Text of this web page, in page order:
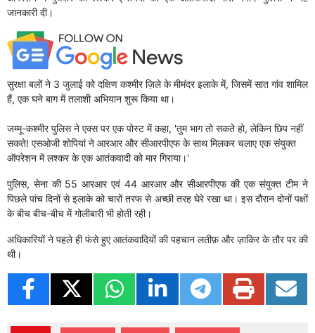
जानकारी दी।
सुरक्षा बलों ने 3 जुलाई को दक्षिण कश्मीर ज़िले के मीमंदर इलाके में, जिसमें सात गांव शामिल
हैं, एक घने बाग में तलाशी अभियान शुरू किया था।
जम्मू-कश्मीर पुलिस ने एक्स पर एक पोस्ट में कहा, 'तुम भाग तो सकते हो, लेकिन छिप नहीं
सकते! एसओजी शोपियां ने आरआर और सीआरपीएफ के साथ मिलकर चलाए एक संयुक्त
ऑपरेशन में लश्कर के एक आतंकवादी को मार गिराया।'
पुलिस, सेना की 55 आरआर एवं 44 आरआर और सीआरपीएफ की एक संयुक्त टीम ने
पिछले पांच दिनों से इलाके को चारों तरफ से अच्छी तरह घेरे रखा था। इस दौरान दोनों पक्षों
के बीच बीच-बीच में गोलीबारी भी होती रही।
अधिकारियों ने पहले ही फंसे हुए आतंकवादियों की पहचान लतीफ़ और ज़ाकिर के तौर पर की
थी।